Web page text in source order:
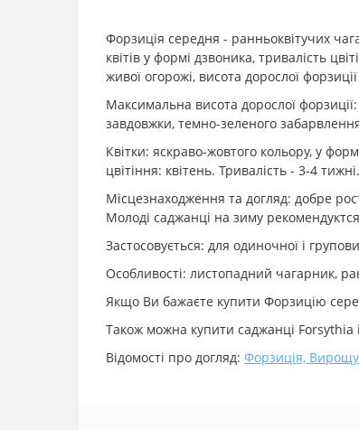
Форзиція середня - ранньоквітучих
квітів у формі дзвоника, тривалість
живої огорожі, висота дорослої
Максимальна висота дорослої
завдовжки, темно-зеленого
Квітки: яскраво-жовтого кольору, у
цвітіння: квітень. Тривалість - 3-4
Місцезнаходження та догляд: добре
Молоді саджанці на зиму
Застосовується: для одиночної і
Особливості: листопадний чагарник,
Якщо Ви бажаєте купити Форзицію
Також можна купити саджанці Forsythia
Відомості про догляд: Форзиція,